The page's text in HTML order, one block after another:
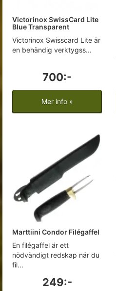
Victorinox SwissCard Lite
Blue Transparent
Victorinox Swisscard Lite är
en behändig verktygss...
700:-
Mer info »
Marttiini Condor Filégaffel
En filégaffel är ett
nödvändigt redskap när du
fil...
249:-